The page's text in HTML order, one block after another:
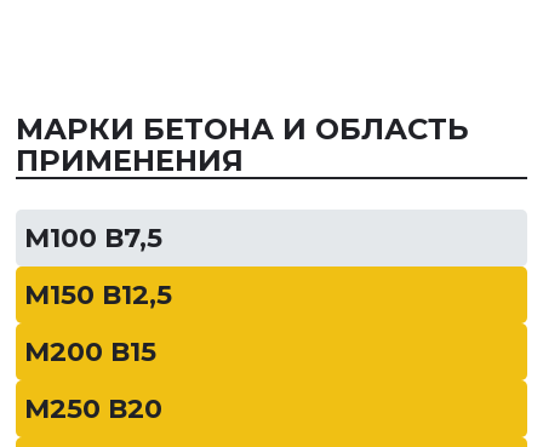
МАРКИ БЕТОНА И ОБЛАСТЬ
ПРИМЕНЕНИЯ
М100 В7,5
М150 В12,5
М200 В15
М250 В20